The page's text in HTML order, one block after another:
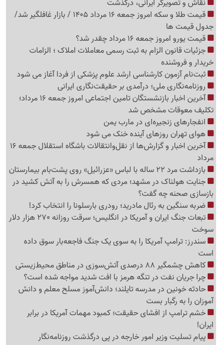
نقاش و تصویرگر ایرانی، درگذشت
قیمت طلا و سکه امروز جمعه 16 مرداد 1405 / بازار غافلگیر شد/
جدول قیمت ها
قیمت یورو امروز جمعه 16 مرداد چقدر شد؟
جزئیات قانون الزام به ثبت رسمی معاملات املاک ؛ الزامات
خریدار و فروشنده
ثبت‌نام‌ آزمون کارشناسی ارشد علوم پزشکی از فردا آغاز می شود
روزنامه‌نگاری ملی؛ درآمدی بر حقیقت‌نگاری ایرانی
آخرین اخبار بازنشستگان تامین اجتماعی امروز جمعه 16 مرداد؛
تکلیف معوقات مشخص شد
انفجارهای زنجیره‌ای در مارب یمن
هوای تهران روزهای آینده خنک می شود
آخرین اخبار و گزارش‌ها از نقل‌وانتقالات باشگاه استقلال جمعه 16
مرداد
بازداشت مرد 22 ساله با لباس «عزرائیل» روی پشت‌بام بیمارستان
جنایت هولناک در مشهد؛ مردی که همسرش را به آتش کشید در
بازسازی صحنه چه گفت؟
ضربه سنگین به رئال مادرید؛ رودری بارسلونا را انتخاب کرد!
تبعات جنگ ایران و آمریکا در انگلیس؛ سرقت روزانه 270 هزار دلار
سوخت
سندرز: ترامپ آمریکا را به سوی یک جنگ فاجعه‌بار سوق داده
است
کاهش چشمگیر 88 درصدی آتش‌سوزی در مناطق محیط‌زیستی
چرا جریان نفت در تنگه هرمز با افت شدید مواجه شده است؟
حادثه خونین در مدرسه تایلند؛ دانش‌آموز مسلح معلم و دانش
آموزان را به رگبار بست
خشم ترامپ از افشای حقیقت؛ کمبود مهمات آمریکا در برابر
ایران!
پیام تسلیت وزیر امور خارجه در پی درگذشت روزنامه‌نگار